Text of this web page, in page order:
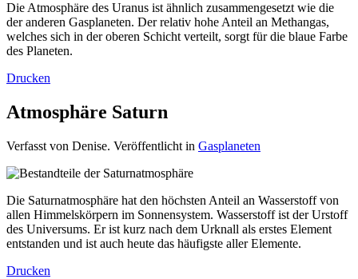
Die Atmosphäre des Uranus ist ähnlich zusammengesetzt wie die
der anderen Gasplaneten. Der relativ hohe Anteil an Methangas,
welches sich in der oberen Schicht verteilt, sorgt für die blaue Farbe
des Planeten.
Drucken
Atmosphäre Saturn
Verfasst von Denise. Veröffentlicht in Gasplaneten
Die Saturnatmosphäre hat den höchsten Anteil an Wasserstoff von
allen Himmelskörpern im Sonnensystem. Wasserstoff ist der Urstoff
des Universums. Er ist kurz nach dem Urknall als erstes Element
entstanden und ist auch heute das häufigste aller Elemente.
Drucken